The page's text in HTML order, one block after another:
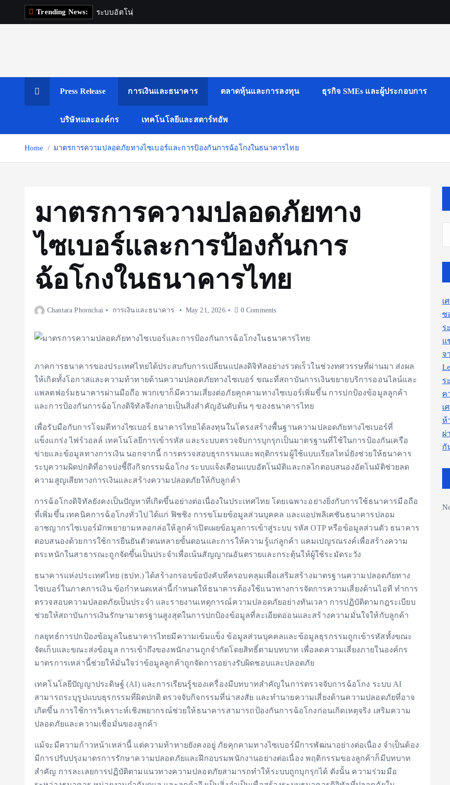
Trending News: ระบบอตโน
Press Release การเงินและธนาคาร ตลาดหุ้นและการลงทุน ธุรกิจ SMEs และผู้ประกอบการ
บริษัทและองค์กร เทคโนโลยีและสตาร์ทอัพ
Home มาตรการความปลอดภัยทางไซเบอร์และการป้องกันการฉ้อโกงในธนาคารไทย
มาตรการความปลอดภัยทาง
ไซเบอร์และการป้องกันการ
ฉ้อโกงในธนาคารไทย
Chantara Phornchai การเงินและธนาคาร May 21, 2026 0 Comments
ภาคการธนาคารของประเทศไทยได้ประสบกับการเปลี่ยนแปลงดิจิทัลอย่างรวดเร็วในช่วงทศวรรษที่ผ่านมา ส่งผล
ให้เกิดทั้งโอกาสและความท้าทายด้านความปลอดภัยทางไซเบอร์ ขณะที่สถาบันการเงินขยายบริการออนไลน์และ
แพลตฟอร์มธนาคารผ่านมือถือ พวกเขาก็มีความเสี่ยงต่อภัยคุกคามทางไซเบอร์เพิ่มขึ้น การปกป้องข้อมูลลูกค้า
และการป้องกันการฉ้อโกงดิจิทัลจึงกลายเป็นสิ่งสำคัญอันดับต้น ๆ ของธนาคารไทย
เพื่อรับมือกับการโจมตีทางไซเบอร์ ธนาคารไทยได้ลงทุนในโครงสร้างพื้นฐานความปลอดภัยทางไซเบอร์ที่
แข็งแกร่ง ไฟร์วอลล์ เทคโนโลยีการเข้ารหัส และระบบตรวจจับการบุกรุกเป็นมาตรฐานที่ใช้ในการป้องกันเครือ
ข่ายและข้อมูลทางการเงิน นอกจากนี้ การตรวจสอบธุรกรรมและพฤติกรรมผู้ใช้แบบเรียลไทม์ยังช่วยให้ธนาคาร
ระบุความผิดปกติที่อาจบ่งชี้ถึงกิจกรรมฉ้อโกง ระบบแจ้งเตือนแบบอัตโนมัติและกลไกตอบสนองอัตโนมัติช่วยลด
ความสูญเสียทางการเงินและสร้างความปลอดภัยให้กับลูกค้า
การฉ้อโกงดิจิทัลยังคงเป็นปัญหาที่เกิดขึ้นอย่างต่อเนื่องในประเทศไทย โดยเฉพาะอย่างยิ่งกับการใช้ธนาคารมือถือ
ที่เพิ่มขึ้น เทคนิคการฉ้อโกงทั่วไป ได้แก่ ฟิชชิง การขโมยข้อมูลส่วนบุคคล และแอปพลิเคชันธนาคารปลอม
อาชญากรไซเบอร์มักพยายามหลอกล่อให้ลูกค้าเปิดเผยข้อมูลการเข้าสู่ระบบ รหัส OTP หรือข้อมูลส่วนตัว ธนาคาร
ตอบสนองด้วยการใช้การยืนยันตัวตนหลายขั้นตอนและการให้ความรู้แก่ลูกค้า แคมเปญรณรงค์เพื่อสร้างความ
ตระหนักในสาธารณะถูกจัดขึ้นเป็นประจำเพื่อเน้นสัญญาณอันตรายและกระตุ้นให้ผู้ใช้ระมัดระวัง
ธนาคารแห่งประเทศไทย (ธปท.) ได้สร้างกรอบข้อบังคับที่ครอบคลุมเพื่อเสริมสร้างมาตรฐานความปลอดภัยทาง
ไซเบอร์ในภาคการเงิน ข้อกำหนดเหล่านี้กำหนดให้ธนาคารต้องใช้แนวทางการจัดการความเสี่ยงด้านไอที ทำการ
ตรวจสอบความปลอดภัยเป็นประจำ และรายงานเหตุการณ์ความปลอดภัยอย่างทันเวลา การปฏิบัติตามกฎระเบียบ
ช่วยให้สถาบันการเงินรักษามาตรฐานสูงสุดในการปกป้องข้อมูลที่ละเอียดอ่อนและสร้างความมั่นใจให้กับลูกค้า
กลยุทธ์การปกป้องข้อมูลในธนาคารไทยมีความเข้มแข็ง ข้อมูลส่วนบุคคลและข้อมูลธุรกรรมถูกเข้ารหัสทั้งขณะ
จัดเก็บและขณะส่งข้อมูล การเข้าถึงของพนักงานถูกจำกัดโดยสิทธิ์ตามบทบาท เพื่อลดความเสี่ยงภายในองค์กร
มาตรการเหล่านี้ช่วยให้มั่นใจว่าข้อมูลลูกค้าถูกจัดการอย่างรับผิดชอบและปลอดภัย
เทคโนโลยีปัญญาประดิษฐ์ (AI) และการเรียนรู้ของเครื่องมีบทบาทสำคัญในการตรวจจับการฉ้อโกง ระบบ AI
สามารถระบุรูปแบบธุรกรรมที่ผิดปกติ ตรวจจับกิจกรรมที่น่าสงสัย และทำนายความเสี่ยงด้านความปลอดภัยที่อาจ
เกิดขึ้น การใช้การวิเคราะห์เชิงพยากรณ์ช่วยให้ธนาคารสามารถป้องกันการฉ้อโกงก่อนเกิดเหตุจริง เสริมความ
ปลอดภัยและความเชื่อมั่นของลูกค้า
แม้จะมีความก้าวหน้าเหล่านี้ แต่ความท้าทายยังคงอยู่ ภัยคุกคามทางไซเบอร์มีการพัฒนาอย่างต่อเนื่อง จำเป็นต้อง
มีการปรับปรุงมาตรการรักษาความปลอดภัยและฝึกอบรมพนักงานอย่างต่อเนื่อง พฤติกรรมของลูกค้าก็มีบทบาท
สำคัญ การละเลยการปฏิบัติตามแนวทางความปลอดภัยสามารถทำให้ระบบถูกบุกรุกได้ ดังนั้น ความร่วมมือ
เ
ซ
ร
แ
จ
ร
ค
เ
ห้
ผ่
กั